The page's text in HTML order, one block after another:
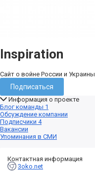
Inspiration
Сайт о войне России и Украины
Подписаться
Информация о проекте
Блог команды 1
Обсуждение компании
Подписчики 4
Вакансии
Упоминания в СМИ
Контактная информация
3oko.net